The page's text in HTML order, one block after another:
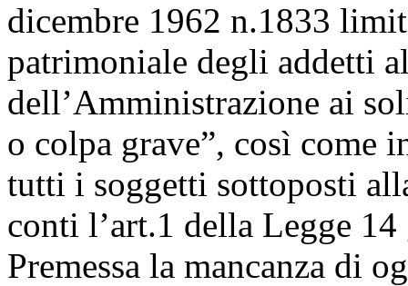
dicembre 1962 n.1833
patrimoniale degli addetti
dell’Amministrazione ai
o colpa grave”, così come
tutti i soggetti sottoposti
conti l’art.1 della Legge
Premessa la mancanza di